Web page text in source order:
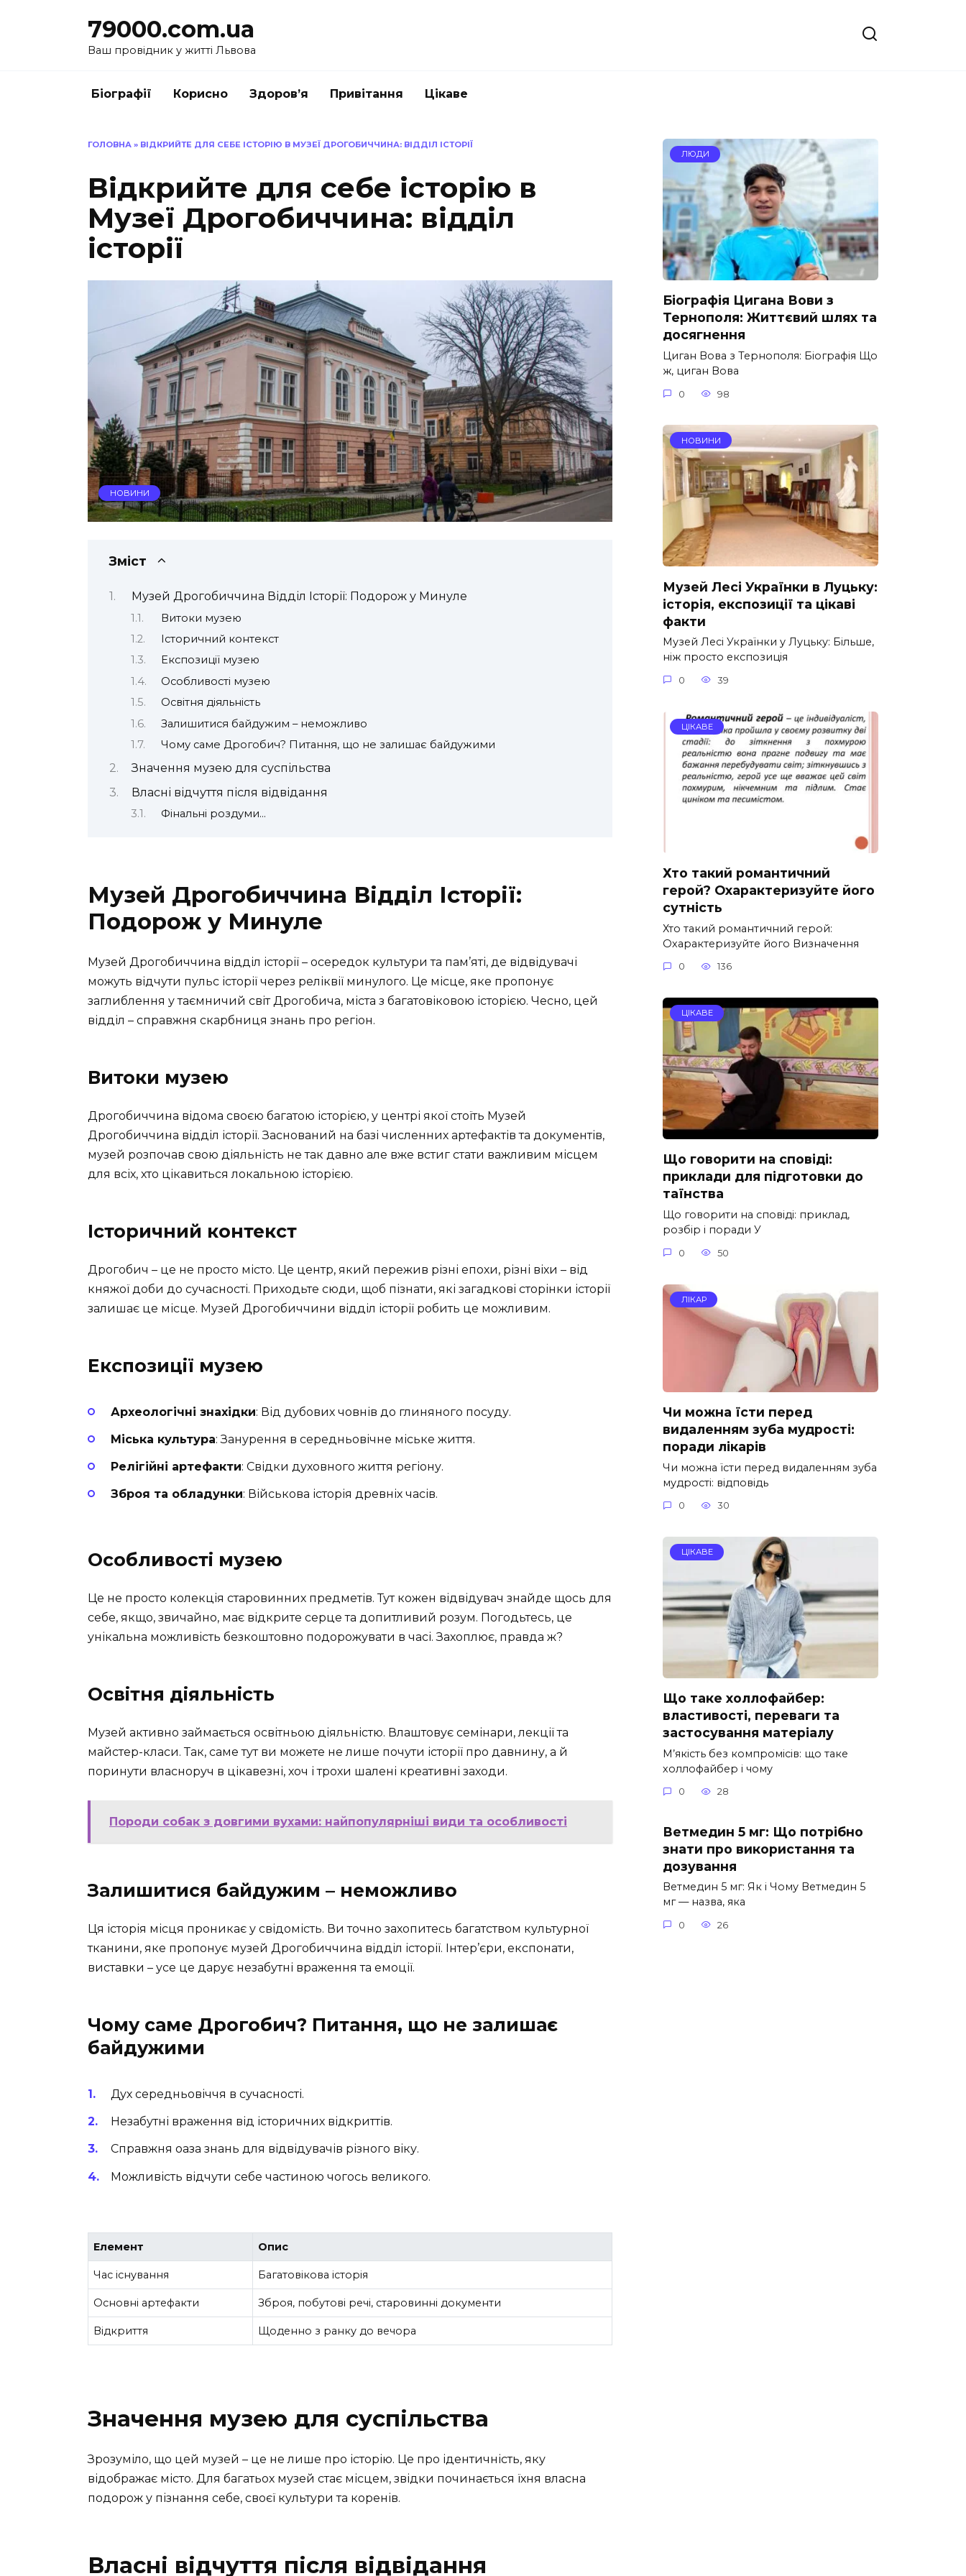
79000.com.ua
Ваш провідник у житті Львова
Біографії Корисно Здоров’я Привітання Цікаве
ГОЛОВНА » ВІДКРИЙТЕ ДЛЯ СЕБЕ ІСТОРІЮ В МУЗЕЇ ДРОГОБИЧЧИНА: ВІДДІЛ ІСТОРІЇ
Відкрийте для себе історію в
Музеї Дрогобиччина: відділ
історії
НОВИНИ
Зміст
Музей Дрогобиччина Відділ Історії: Подорож у Минуле
Витоки музею
Історичний контекст
Експозиції музею
Особливості музею
Освітня діяльність
Залишитися байдужим – неможливо
Чому саме Дрогобич? Питання, що не залишає байдужими
Значення музею для суспільства
Власні відчуття після відвідання
Фінальні роздуми…
Музей Дрогобиччина Відділ Історії:
Подорож у Минуле
Музей Дрогобиччина відділ історії – осередок культури та пам’яті, де відвідувачі
можуть відчути пульс історії через реліквії минулого. Це місце, яке пропонує
заглиблення у таємничий світ Дрогобича, міста з багатовіковою історією. Чесно, цей
відділ – справжня скарбниця знань про регіон.
Витоки музею
Дрогобиччина відома своєю багатою історією, у центрі якої стоїть Музей
Дрогобиччина відділ історії. Заснований на базі численних артефактів та документів,
музей розпочав свою діяльність не так давно але вже встиг стати важливим місцем
для всіх, хто цікавиться локальною історією.
Історичний контекст
Дрогобич – це не просто місто. Це центр, який пережив різні епохи, різні віхи – від
княжої доби до сучасності. Приходьте сюди, щоб пізнати, які загадкові сторінки історії
залишає це місце. Музей Дрогобиччини відділ історії робить це можливим.
Експозиції музею
Археологічні знахідки: Від дубових човнів до глиняного посуду.
Міська культура: Занурення в середньовічне міське життя.
Релігійні артефакти: Свідки духовного життя регіону.
Зброя та обладунки: Військова історія древніх часів.
Особливості музею
Це не просто колекція старовинних предметів. Тут кожен відвідувач знайде щось для
себе, якщо, звичайно, має відкрите серце та допитливий розум. Погодьтесь, це
унікальна можливість безкоштовно подорожувати в часі. Захоплює, правда ж?
Освітня діяльність
Музей активно займається освітньою діяльністю. Влаштовує семінари, лекції та
майстер-класи. Так, саме тут ви можете не лише почути історії про давнину, а й
поринути власноруч в цікавезні, хоч і трохи шалені креативні заходи.
Породи собак з довгими вухами: найпопулярніші види та особливості
Залишитися байдужим – неможливо
Ця історія місця проникає у свідомість. Ви точно захопитесь багатством культурної
тканини, яке пропонує музей Дрогобиччина відділ історії. Інтер’єри, експонати,
виставки – усе це дарує незабутні враження та емоції.
Чому саме Дрогобич? Питання, що не залишає
байдужими
Дух середньовіччя в сучасності.
Незабутні враження від історичних відкриттів.
Справжня оаза знань для відвідувачів різного віку.
Можливість відчути себе частиною чогось великого.
Елемент Опис
Час існування Багатовікова історія
Основні артефакти Зброя, побутові речі, старовинні документи
Відкриття Щоденно з ранку до вечора
Значення музею для суспільства
Зрозуміло, що цей музей – це не лише про історію. Це про ідентичність, яку
відображає місто. Для багатьох музей стає місцем, звідки починається їхня власна
подорож у пізнання себе, своєї культури та коренів.
Власні відчуття після відвідання
ЛЮДИ
Біографія Цигана Вови з
Тернополя: Життєвий шлях та
досягнення
Циган Вова з Тернополя: Біографія Що
ж, циган Вова
0 98
НОВИНИ
Музей Лесі Українки в Луцьку:
історія, експозиції та цікаві
факти
Музей Лесі Українки у Луцьку: Більше,
ніж просто експозиція
0 39
ЦІКАВЕ
Хто такий романтичний
герой? Охарактеризуйте його
сутність
Хто такий романтичний герой:
Охарактеризуйте його Визначення
0 136
ЦІКАВЕ
Що говорити на сповіді:
приклади для підготовки до
таїнства
Що говорити на сповіді: приклад,
розбір і поради У
0 50
ЛІКАР
Чи можна їсти перед
видаленням зуба мудрості:
поради лікарів
Чи можна їсти перед видаленням зуба
мудрості: відповідь
0 30
ЦІКАВЕ
Що таке холлофайбер:
властивості, переваги та
застосування матеріалу
М’якість без компромісів: що таке
холлофайбер і чому
0 28
Ветмедин 5 мг: Що потрібно
знати про використання та
дозування
Ветмедин 5 мг: Як і Чому Ветмедин 5
мг — назва, яка
0 26